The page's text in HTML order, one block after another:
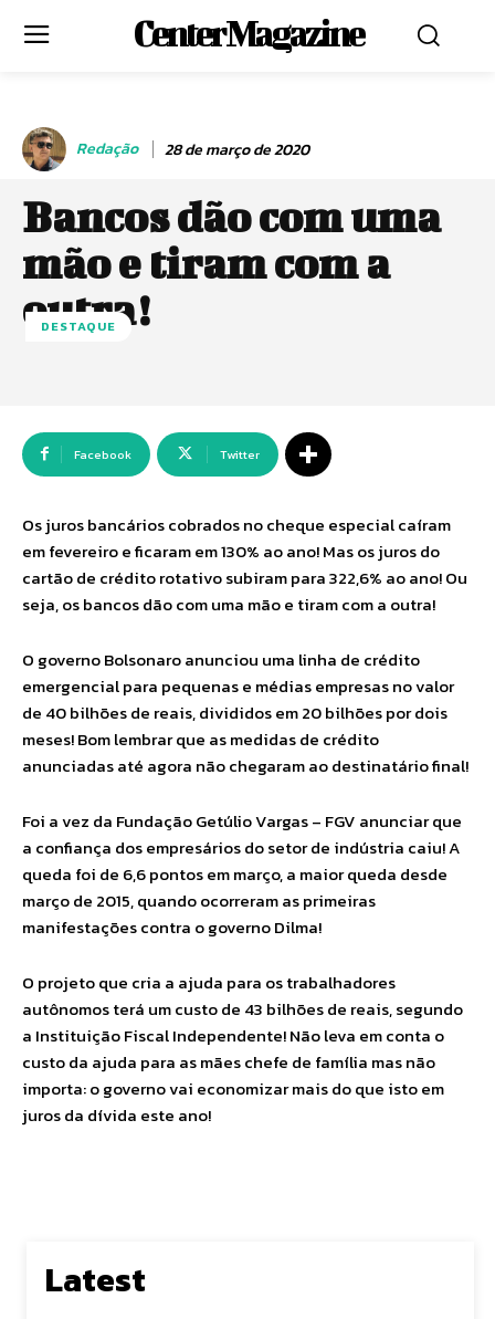
Center Magazine
Redação 28 de março de 2020
Bancos dão com uma
mão e tiram com a
outra!
DESTAQUE
Facebook Twitter
Os juros bancários cobrados no cheque especial caíram
em fevereiro e ficaram em 130% ao ano! Mas os juros do
cartão de crédito rotativo subiram para 322,6% ao ano! Ou
seja, os bancos dão com uma mão e tiram com a outra!
O governo Bolsonaro anunciou uma linha de crédito
emergencial para pequenas e médias empresas no valor
de 40 bilhões de reais, divididos em 20 bilhões por dois
meses! Bom lembrar que as medidas de crédito
anunciadas até agora não chegaram ao destinatário final!
Foi a vez da Fundação Getúlio Vargas – FGV anunciar que
a confiança dos empresários do setor de indústria caiu! A
queda foi de 6,6 pontos em março, a maior queda desde
março de 2015, quando ocorreram as primeiras
manifestações contra o governo Dilma!
O projeto que cria a ajuda para os trabalhadores
autônomos terá um custo de 43 bilhões de reais, segundo
a Instituição Fiscal Independente! Não leva em conta o
custo da ajuda para as mães chefe de família mas não
importa: o governo vai economizar mais do que isto em
juros da dívida este ano!
Latest